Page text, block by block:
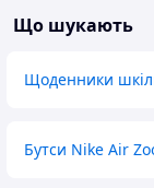
Що шукають
Щоденники
Бутси Nike Air